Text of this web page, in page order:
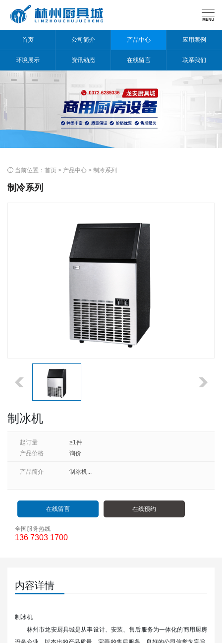

首页 公司简介 产品中心 应用案例
环境展示 资讯动态 在线留言 联系我们
 当前位置： 首页 > 产品中心 > 制冷系列
制冷系列
制冰机
起订量
≥1件
产品价格
询价
产品简介 制冰机...
在线留言 在线预约
全国服务热线
136 7303 1700
内容详情
制冰机
林州市龙安厨具城是从事设计、安装、售后服务为一体化的商用厨房